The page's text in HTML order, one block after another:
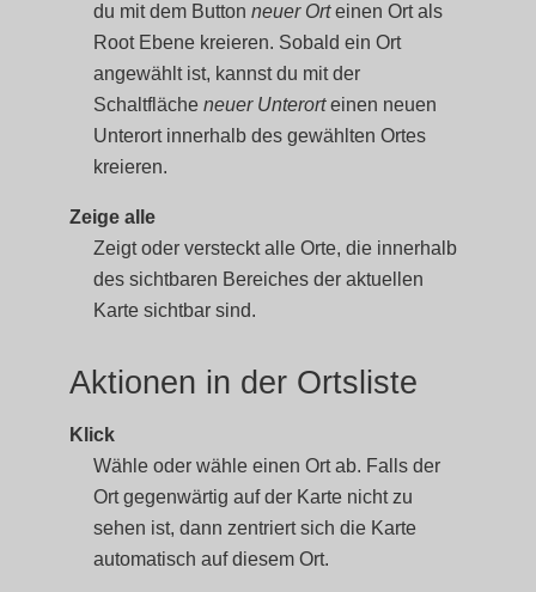
du mit dem Buttonneuer Orteinen Ort als
Root Ebene kreieren. Sobald ein Ort
angewählt ist, kannst du mit der
Schaltflächeneuer Unterorteinen neuen
Unterort innerhalb des gewählten Ortes
kreieren.
Zeige alle
Zeigt oder versteckt alle Orte, die innerhalb
des sichtbaren Bereiches der aktuellen
Karte sichtbar sind.
Aktionen in der Ortsliste
Klick
Wähle oder wähle einen Ort ab. Falls der
Ort gegenwärtig auf der Karte nicht zu
sehen ist, dann zentriert sich die Karte
automatisch auf diesem Ort.